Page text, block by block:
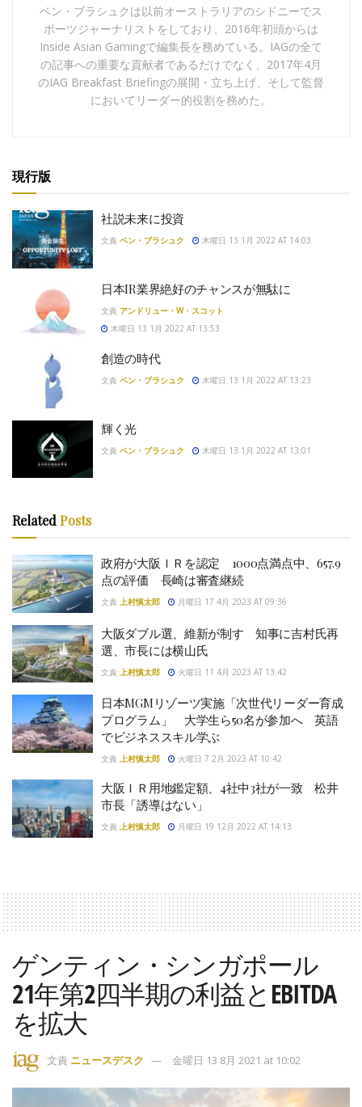
ベン・ブラシュクは以前オーストラリアのシドニーでス
ポーツジャーナリストをしており、2016年初頭からは
Inside Asian Gamingで編集長を務めている。IAGの全て
の記事への重要な貢献者であるだけでなく、2017年4月
のIAG Breakfast Briefingの展開・立ち上げ、そして監督
においてリーダー的役割を務めた。
現行版
社説未来に投資
文責 ベン・ブラシュク 木曜日 13 1月 2022 AT 14:03
日本IR業界絶好のチャンスが無駄に
文責 アンドリュー・W・スコット
木曜日 13 1月 2022 AT 13:53
創造の時代
文責 ベン・ブラシュク 木曜日 13 1月 2022 AT 13:23
輝く光
文責 ベン・ブラシュク 木曜日 13 1月 2022 AT 13:01
Related Posts
政府が大阪ＩＲを認定 1000点満点中、657.9
点の評価 長崎は審査継続
文責 上村慎太郎 月曜日 17 4月 2023 AT 09:36
大阪ダブル選、維新が制す 知事に吉村氏再
選、市長には横山氏
文責 上村慎太郎 火曜日 11 4月 2023 AT 13:42
日本MGMリゾーツ実施「次世代リーダー育成
プログラム」 大学生ら50名が参加へ 英語
でビジネススキル学ぶ
文責 上村慎太郎 火曜日 7 2月 2023 AT 10:42
大阪ＩＲ用地鑑定額、4社中3社が一致 松井
市長「誘導はない」
文責 上村慎太郎 月曜日 19 12月 2022 AT 14:13
ゲンティン・シンガポール
21年第2四半期の利益とEBITDA
を拡大
文責 ニュースデスク 金曜日 13 8月 2021 at 10:02